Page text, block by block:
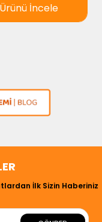
Ürünü İncele
İlk Sizin Haberiniz